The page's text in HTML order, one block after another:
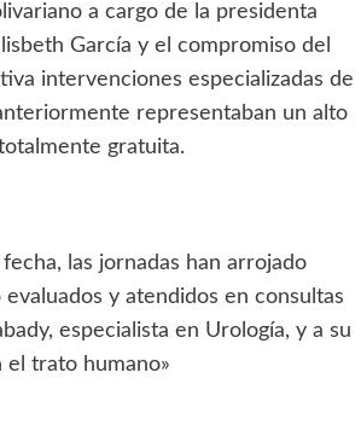
a cargo de la presidenta
García y el compromiso del
intervenciones especializadas de
representaban un alto
gratuita.
las jornadas han arrojado
y atendidos en consultas
especialista en Urología, y a su
el trato humano»